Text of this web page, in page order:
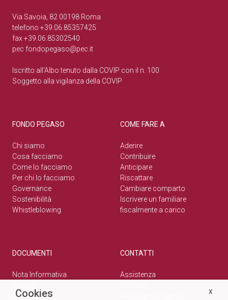
Via Savoia, 82 00198 Roma
telefono +39.06.85357425
fax +39.06.85302540
pec fondopegaso@pec.it
Iscritto all’Albo tenuto dalla COVIP con il n. 100
Soggetto alla vigilanza della COVIP
FONDO PEGASO
Chi siamo
Cosa facciamo
Come lo facciamo
Per chi lo facciamo
Governance
Sostenibilità
Whistleblowing
COME FARE A
Aderire
Contribuire
Anticipare
Riscattare
Cambiare comparto
Iscrivere un familiare
fiscalmente a carico
DOCUMENTI
Nota Informativa
Normativa
CONTATTI
Assistenza
X
Cookies